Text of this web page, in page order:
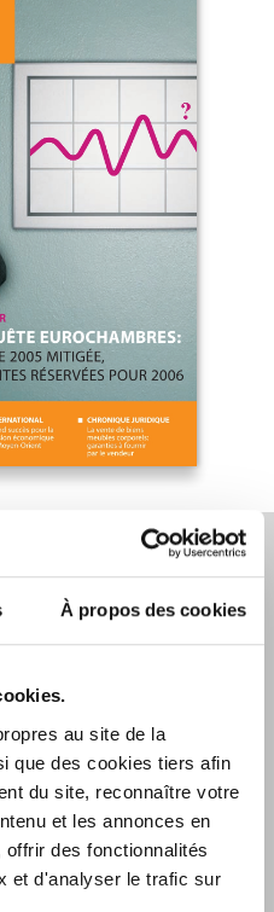
À propos des cookies
au site de la
que des cookies tiers afin
du site, reconnaître votre
et les annonces en
des fonctionnalités
et d'analyser le trafic sur
ÉTÉ
EST
!